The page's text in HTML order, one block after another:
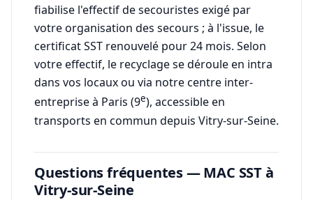
fiabilise l'effectif de secouristes exigé par
votre organisation des secours ; à l'issue, le
certificat SST renouvelé pour 24 mois. Selon
votre effectif, le recyclage se déroule en intra
dans vos locaux ou via notre centre inter-
entreprise à Paris (9e), accessible en
transports en commun depuis Vitry-sur-Seine.
Questions fréquentes — MAC SST à
Vitry-sur-Seine